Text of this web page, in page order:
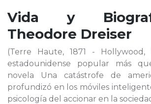
Vida y
Theodore Dreiser
(Terre Haute, 1871 - Hollywood,
estadounidense popular más
novela Una catástrofe de
profundizó en los móviles
psicología del accionar en la